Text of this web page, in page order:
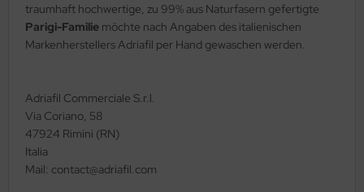
traumhaft hochwertige, zu 99% aus Naturfasern gefertigte
Parigi-Familie möchte nach Angaben des italienischen
Markenherstellers Adriafil per Hand gewaschen werden.
Adriafil Commerciale S.r.l.
Via Coriano, 58
47924 Rimini (RN)
Italia
Mail: contact@adriafil.com